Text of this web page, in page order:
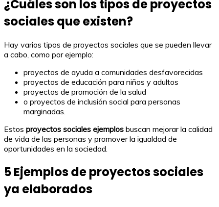
¿Cuáles son los tipos de proyectos
sociales que existen?
Hay varios tipos de proyectos sociales que se pueden llevar
a cabo, como por ejemplo:
proyectos de ayuda a comunidades desfavorecidas
proyectos de educación para niños y adultos
proyectos de promoción de la salud
o proyectos de inclusión social para personas
marginadas.
Estos proyectos sociales ejemplos buscan mejorar la calidad
de vida de las personas y promover la igualdad de
oportunidades en la sociedad.
5 Ejemplos de proyectos sociales
ya elaborados